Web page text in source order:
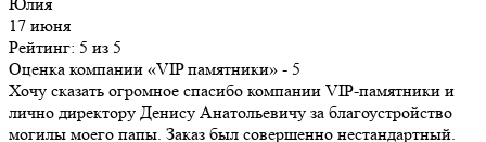
17 июня
Рейтинг: 5 из 5
Оценка компании «VIP памятники» - 5
Хочу сказать огромное спасибо компании VIP-памятники и
лично директору Денису Анатольевичу за благоустройство
могилы моего папы. Заказ был совершенно нестандартный.